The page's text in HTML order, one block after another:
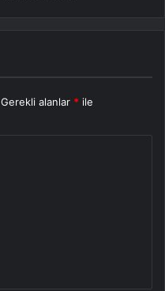
Gerekli alanlar * ile